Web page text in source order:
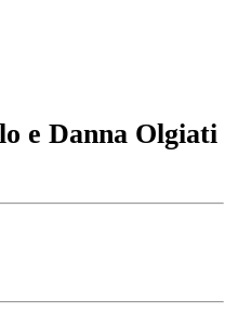
e Danna Olgiati